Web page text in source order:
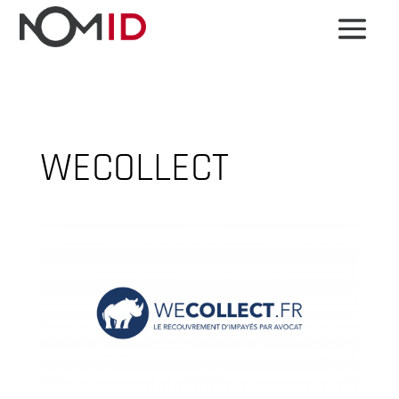
WECOLLECT